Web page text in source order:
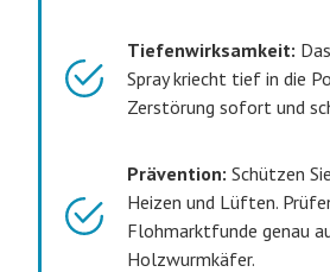
Tiefenwirksamkeit:
Spray kriecht tief in die
Zerstörung sofort und
Prävention: Schützen
Heizen und Lüften.
Flohmarktfunde genau
Holzwurmkäfer.